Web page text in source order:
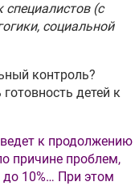
(с
социальной
контроль?
детей к
к продолжению
причине проблем,
10%… При этом